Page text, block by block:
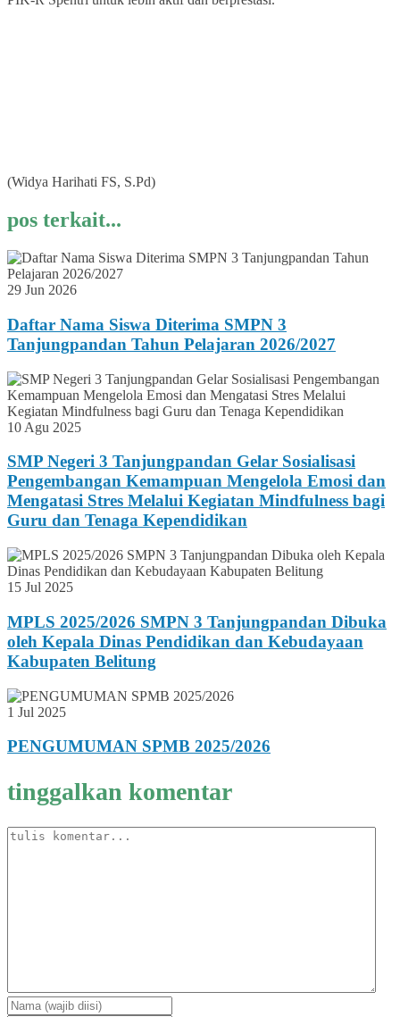
(Widya Harihati FS, S.Pd)
pos terkait...
29 Jun 2026
Daftar Nama Siswa Diterima SMPN 3
Tanjungpandan Tahun Pelajaran 2026/2027
10 Agu 2025
SMP Negeri 3 Tanjungpandan Gelar Sosialisasi
Pengembangan Kemampuan Mengelola Emosi dan
Mengatasi Stres Melalui Kegiatan Mindfulness bagi
Guru dan Tenaga Kependidikan
15 Jul 2025
MPLS 2025/2026 SMPN 3 Tanjungpandan Dibuka
oleh Kepala Dinas Pendidikan dan Kebudayaan
Kabupaten Belitung
1 Jul 2025
PENGUMUMAN SPMB 2025/2026
tinggalkan komentar